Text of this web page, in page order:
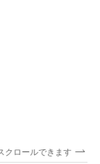
スクロールできます